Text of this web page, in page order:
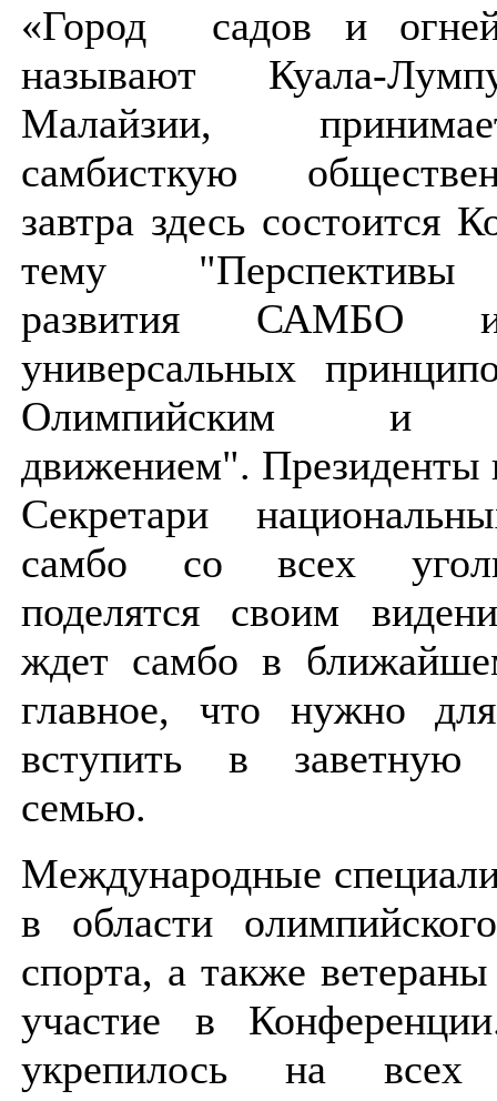
«Город садов и
называют Куала-
Малайзии,
самбисткую
завтра здесь состоится
тему "Перспективы
развития САМБО
универсальных
Олимпийским и
движением". Президенты
Секретари
самбо со всех
поделятся своим
ждет самбо в
главное, что нужно
вступить в заветную
семью.
Международные
в области
спорта, а также
участие в
укрепилось на всех